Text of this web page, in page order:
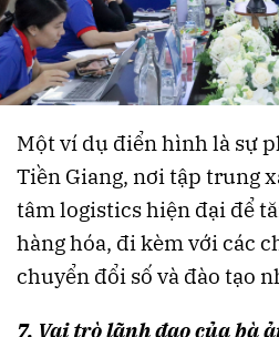
Một ví dụ điển hình là sự
Tiền Giang, nơi tập trung
tâm logistics hiện đại để
hàng hóa, đi kèm với các
chuyển đổi số và đào tạo
7. Vai trò lãnh đạo của bà